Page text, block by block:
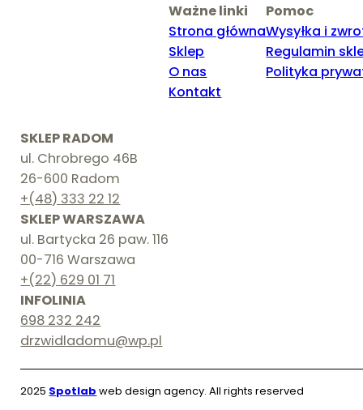
SKLEP RADOM
ul. Chrobrego 46B
26-600 Radom
+(48) 333 22 12
SKLEP WARSZAWA
ul. Bartycka 26 paw. 116
00-716 Warszawa
+(22) 629 01 71
INFOLINIA
698 232 242
drzwidladomu@wp.pl
Ważne linki
Strona główna
Sklep
O nas
Kontakt
Pomoc
Wysyłka i
Regulamin
Polityka
2025 Spotlab web design agency. All rights reserved